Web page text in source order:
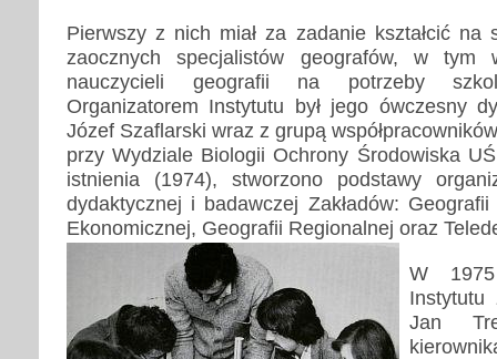
Pierwszy z nich miał za zadanie kształcić na
zaocznych specjalistów geografów, w tym
nauczycieli geografii na potrzeby
Organizatorem Instytutu był jego ówczesny
Józef Szaflarski wraz z grupą
przy Wydziale Biologii Ochrony Środowiska
istnienia (1974), stworzono podstawy
dydaktycznej i badawczej Zakładów:
Ekonomicznej, Geografii Regionalnej oraz
W
Instytutu
Jan